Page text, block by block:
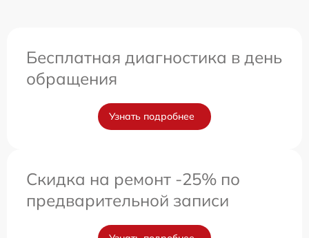
Бесплатная диагностика в день
обращения
Узнать подробнее
Скидка на ремонт -25% по
предварительной записи